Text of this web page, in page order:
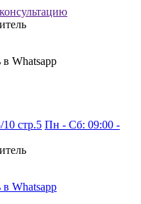
Whatsapp
стр.5 Пн - Сб: 09:00 -
Whatsapp